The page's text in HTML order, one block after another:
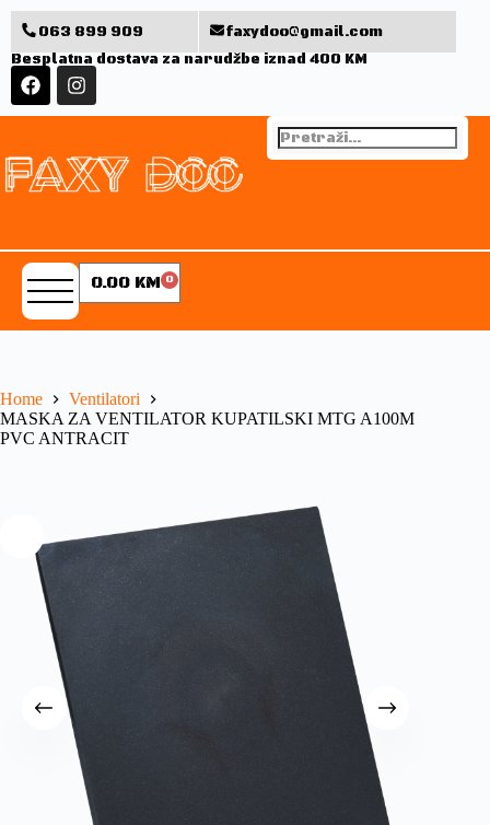
063 899 909
faxydoo@gmail.com
Besplatna dostava za narudžbe iznad 400 KM
0.00 KM 0
Home
Ventilatori
MASKA ZA VENTILATOR KUPATILSKI MTG A100M
PVC ANTRACIT